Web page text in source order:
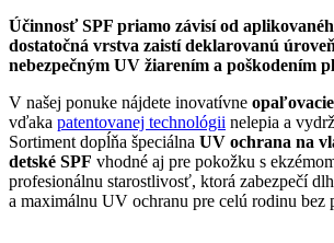
Účinnosť SPF priamo závisí od
dostatočná vrstva zaistí deklarovanú
nebezpečným UV žiarením a poškodením
V našej ponuke nájdete inovatívne
vďaka patentovanej technológii nelepia a
Sortiment dopĺňa špeciálna UV ochrana na
detské SPF vhodné aj pre pokožku s
profesionálnu starostlivosť, ktorá zabezpečí
a maximálnu UV ochranu pre celú rodinu bez